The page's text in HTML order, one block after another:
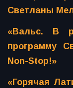
Светланы
«Вальс. В
программу
Non-Stop!»
«Горячая